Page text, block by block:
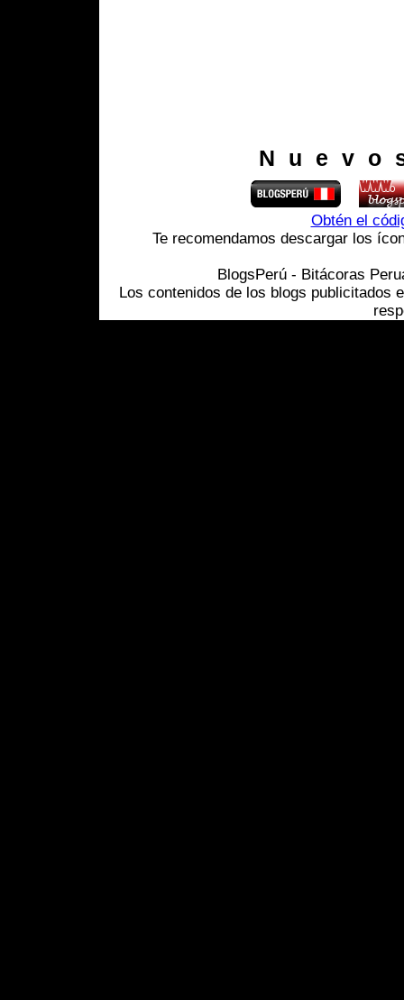
Obtén el
Te recomendamos descargar los
BlogsPerú - Bitácoras
Los contenidos de los blogs publicitados